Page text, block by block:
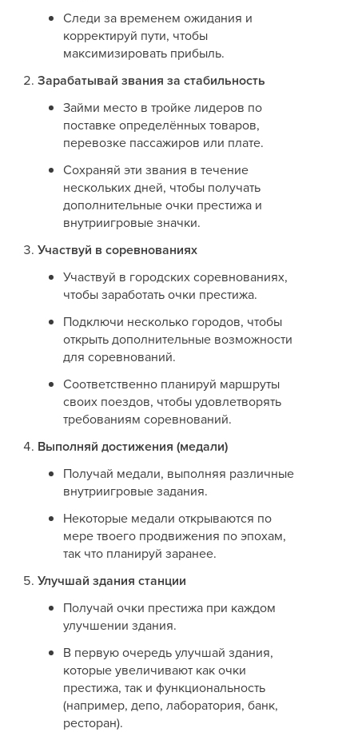
Следи за временем ожидания и
корректируй пути, чтобы
максимизировать прибыль.
Зарабатывай звания за стабильность
Займи место в тройке лидеров по
поставке определённых товаров,
перевозке пассажиров или плате.
Сохраняй эти звания в течение
нескольких дней, чтобы получать
дополнительные очки престижа и
внутриигровые значки.
Участвуй в соревнованиях
Участвуй в городских соревнованиях,
чтобы заработать очки престижа.
Подключи несколько городов, чтобы
открыть дополнительные возможности
для соревнований.
Соответственно планируй маршруты
своих поездов, чтобы удовлетворять
требованиям соревнований.
Выполняй достижения (медали)
Получай медали, выполняя различные
внутриигровые задания.
Некоторые медали открываются по
мере твоего продвижения по эпохам,
так что планируй заранее.
Улучшай здания станции
Получай очки престижа при каждом
улучшении здания.
В первую очередь улучшай здания,
которые увеличивают как очки
престижа, так и функциональность
(например, депо, лаборатория, банк,
ресторан).